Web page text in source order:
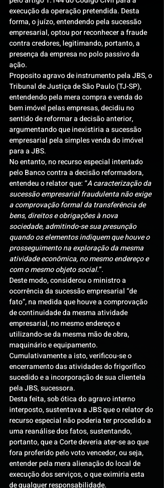
execução da operação pretendida. Desta
forma, o juízo, entendendo pela sucessão
empresarial, optou por reconhecer a fraude
contra credores, legitimando, portanto, a
presença da empresa no polo passivo da
ação.
Proposito agravo de instrumento pela JBS, o
Tribunal de Justiça de São Paulo (TJ-SP),
entendendo pela mera compra e venda do
bem imóvel pelas empresas, decidiu no
sentido de reformar a decisão anterior,
argumentando que inexistiria a sucessão
empresarial pela simples venda do imóvel
para a JBS.
No entanto, no recurso especial intentado
pelo Banco contra a decisão reformadora,
entendeu o relator que: “A caracterização da
sucessão empresarial fraudulenta não exige
a comprovação formal da transferência de
bens, direitos e obrigações à nova
sociedade, admitindo-se sua presunção
quando os elementos indiquem que houve o
prosseguimento na exploração da mesma
atividade econômica, no mesmo endereço e
com o mesmo objeto social.”.
Deste modo, considerou o ministro a
ocorrência da sucessão empresarial “de
fato”, na medida que houve a comprovação
de continuidade da mesma atividade
empresarial, no mesmo endereço e
utilizando-se da mesma mão de obra,
maquinário e equipamento.
Cumulativamente a isto, verificou-se o
encerramento das atividades do frigorífico
sucedido e a incorporação de sua clientela
pela JBS, sucessora.
Desta feita, sob ótica do agravo interno
interposto, sustentava a JBS que o relator do
recurso especial não poderia ter procedido a
uma reanálise dos fatos, sustentando,
portanto, que a Corte deveria ater-se ao que
fora proferido pelo voto vencedor, ou seja,
entender pela mera alienação do local de
execução dos serviços, o que eximiria esta
de qualquer responsabilidade.